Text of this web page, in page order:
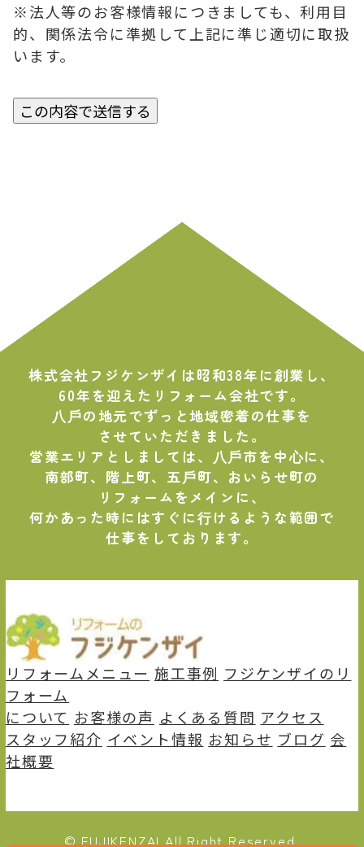
※法人等のお客様情報につきましても、利用目
的、関係法令に準拠して上記に準じ適切に取扱
います。
株式会社フジケンザイは昭和38年に創業し、
60年を迎えたリフォーム会社です。
⼋⼾の地元でずっと地域密着の仕事を
させていただきました。
営業エリアとしましては、⼋⼾市を中⼼に、
南部町、階上町、五⼾町、おいらせ町の
リフォームをメインに、
何かあった時にはすぐに⾏けるような範囲で
仕事をしております。
リフォームメニュー 施⼯事例 フジケンザイのリ
フォーム
について お客様の声 よくある質問 アクセス
スタッフ紹介 イベント情報 お知らせ ブログ 会
社概要
© FUJIKENZAI All Right Reserved.